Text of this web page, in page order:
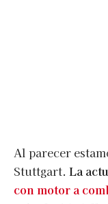
Al parecer
Stuttgart. La
con motor a